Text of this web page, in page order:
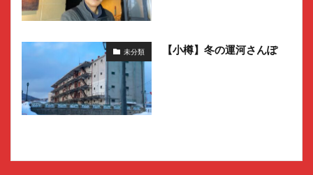
未分類 【小樽】冬の運河さんぽ